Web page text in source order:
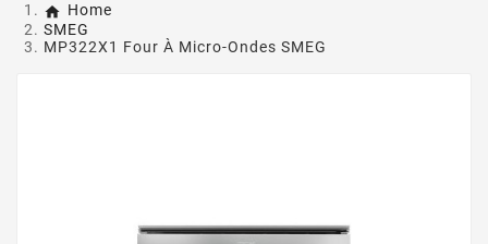
Home
SMEG
MP322X1 Four À Micro-Ondes SMEG